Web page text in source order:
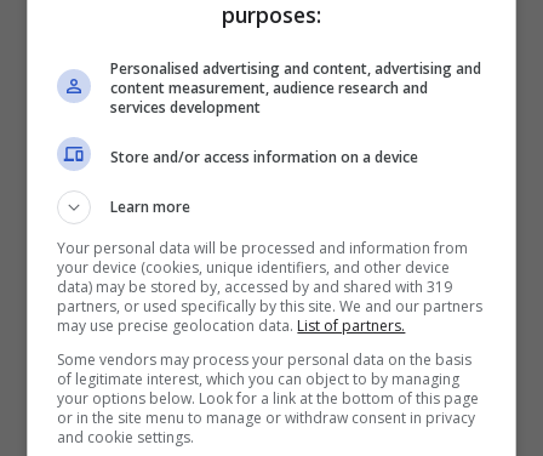
finanziato dalla Regione Lazio.
dispone di un immenso patrimonio culturale,
arricchito in questi ultimi anni da alcuni beni
demaniali di notevole valore storico-
“Gran Guardia” è il nostro fiore all’occhiello”.
purposes:
Personalised advertising and content, advertising and
content measurement, audience research and
services development
Store and/or access information on a device
Learn more
Your personal data will be processed and information from
your device (cookies, unique identifiers, and other device
data) may be stored by, accessed by and shared with 319
partners, or used specifically by this site. We and our partners
may use precise geolocation data. List of partners.
Some vendors may process your personal data on the basis
of legitimate interest, which you can object to by managing
your options below. Look for a link at the bottom of this page
or in the site menu to manage or withdraw consent in privacy
and cookie settings.